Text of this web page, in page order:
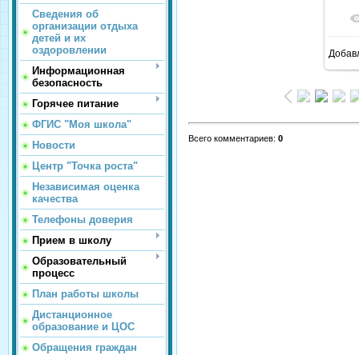
Сведения об
организации отдыха
детей и их
оздоровлении
Информационная
безопасность
Горячее питание
ФГИС "Моя школа"
Новости
Центр "Точка роста"
Независимая оценка
качества
Телефоны доверия
Прием в школу
Образовательный
процесс
План работы школы
Дистанционное
образование и ЦОС
Обращения граждан
Всего комментариев: 0